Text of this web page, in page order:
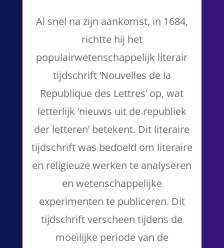
Al snel na zijn aankomst, in 1684,
richtte hij het
populairwetenschappelijk literair
tijdschrift ‘Nouvelles de la
Republique des Lettres’ op, wat
letterlijk ‘nieuws uit de republiek
der letteren’ betekent. Dit literaire
tijdschrift was bedoeld om literaire
en religieuze werken te analyseren
en wetenschappelijke
experimenten te publiceren. Dit
tijdschrift verscheen tijdens de
moeilijke periode van de